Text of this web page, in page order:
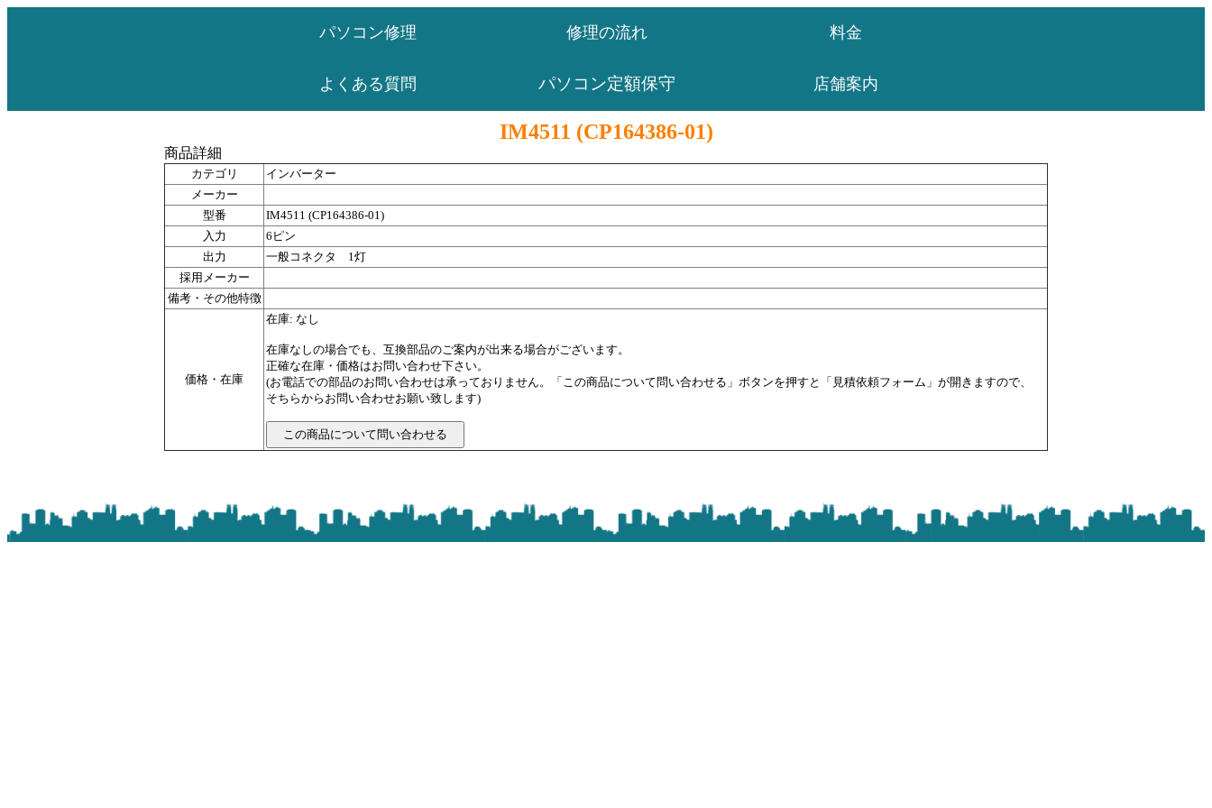
パソコン修理 修理の流れ 料金
よくある質問 パソコン定額保守 店舗案内
IM4511 (CP164386-01)
商品詳細
カテゴリ
インバーター
メーカー
型番
IM4511 (CP164386-01)
入力
6ピン
出力
一般コネクタ 1灯
採用メーカー
備考・その他特徴
価格・在庫
在庫: なし
在庫なしの場合でも、互換部品のご案内が出来る場合がございます。
正確な在庫・価格はお問い合わせ下さい。
(お電話での部品のお問い合わせは承っておりません。「この商品について問い合わせる」ボタンを押すと「見積依頼フォーム」が開きますので、
そちらからお問い合わせお願い致します)